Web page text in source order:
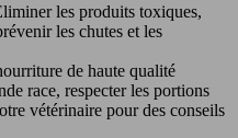
les produits toxiques,
les chutes et les
de haute qualité
race, respecter les portions
vétérinaire pour des conseils